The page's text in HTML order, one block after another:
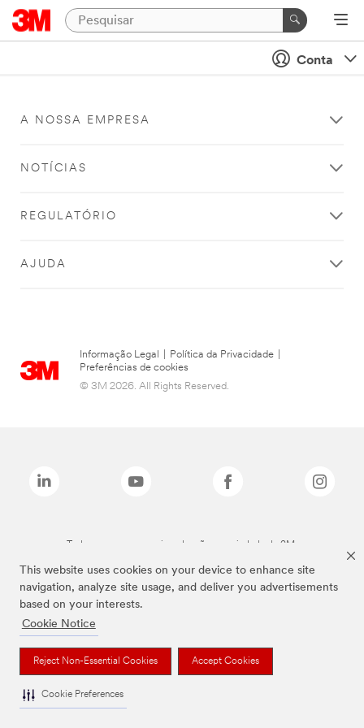
This website uses cookies on your device to enhance site
navigation, analyze site usage, and deliver you advertisements
based on your interests.
Cookie Notice
Reject Non-Essential Cookies Accept Cookies
Cookie Preferences
Conta
A NOSSA EMPRESA
NOTÍCIAS
REGULATÓRIO
AJUDA
Informação Legal Política da Privacidade
Preferências de cookies
© 3M 2026. All Rights Reserved.
Todas as marcas mencionadas são propriedade da 3M.